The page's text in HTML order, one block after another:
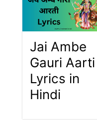
Jai Ambe
Gauri Aarti
Lyrics in
Hindi